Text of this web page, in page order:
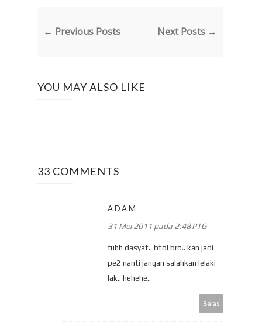
← Previous Posts Next Posts →
YOU MAY ALSO LIKE
33 COMMENTS
ADAM
31 Mei 2011 pada 2:48 PTG
fuhh dasyat.. btol bro.. kan jadi
pe2 nanti jangan salahkan lelaki
lak.. hehehe..
Balas